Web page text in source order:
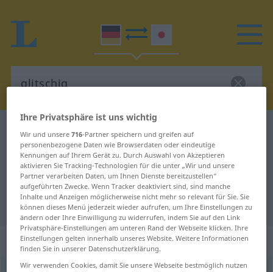
Deutsch-Japanisch Wörterbuch glitschig
Deutsch-Japanisch Übersetzung
für "glitschig"
"glitschig" Japanisch Übersetzung
„glitschig“
Ihre Privatsphäre ist uns wichtig
Wir und unsere716-Partner speichern und greifen auf
personenbezogene Daten wie Browserdaten oder eindeutige
Kennungen auf Ihrem Gerät zu. Durch Auswahl von Akzeptieren
aktivieren Sie Tracking-Technologien für die unter „Wir und unsere
Partner verarbeiten Daten, um Ihnen Dienste bereitzustellen“
aufgeführten Zwecke. Wenn Tracker deaktiviert sind, sind manche
Inhalte und Anzeigen möglicherweise nicht mehr so relevant für Sie. Sie
können dieses Menü jederzeit wieder aufrufen, um Ihre Einstellungen zu
ändern oder Ihre Einwilligung zu widerrufen, indem Sie auf den Link
Privatsphäre-Einstellungen am unteren Rand der Webseite klicken. Ihre
Einstellungen gelten innerhalb unseres Website. Weitere Informationen
finden Sie in unserer Datenschutzerklärung.
Wir verwenden Cookies, damit Sie unsere Webseite bestmöglich nutzen